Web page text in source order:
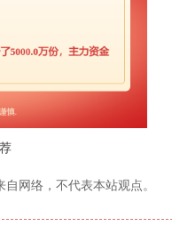
网络，不代表本站观点。